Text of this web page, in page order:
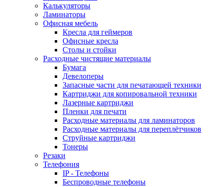
Калькуляторы
Ламинаторы
Офисная мебель
Кресла для геймеров
Офисные кресла
Столы и стойки
Расходные чистящие материалы
Бумага
Девелоперы
Запасные части для печатающей техники
Картриджи для копировальной техники
Лазерные картриджи
Пленки для печати
Расходные материалы для ламинаторов
Расходные материалы для переплётчиков
Струйные картриджи
Тонеры
Резаки
Телефония
IP - Телефоны
Беспроводные телефоны